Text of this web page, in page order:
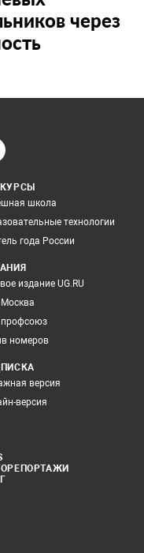
через
школа
технологии
года России
издание UG.RU
номеров
версия
версия